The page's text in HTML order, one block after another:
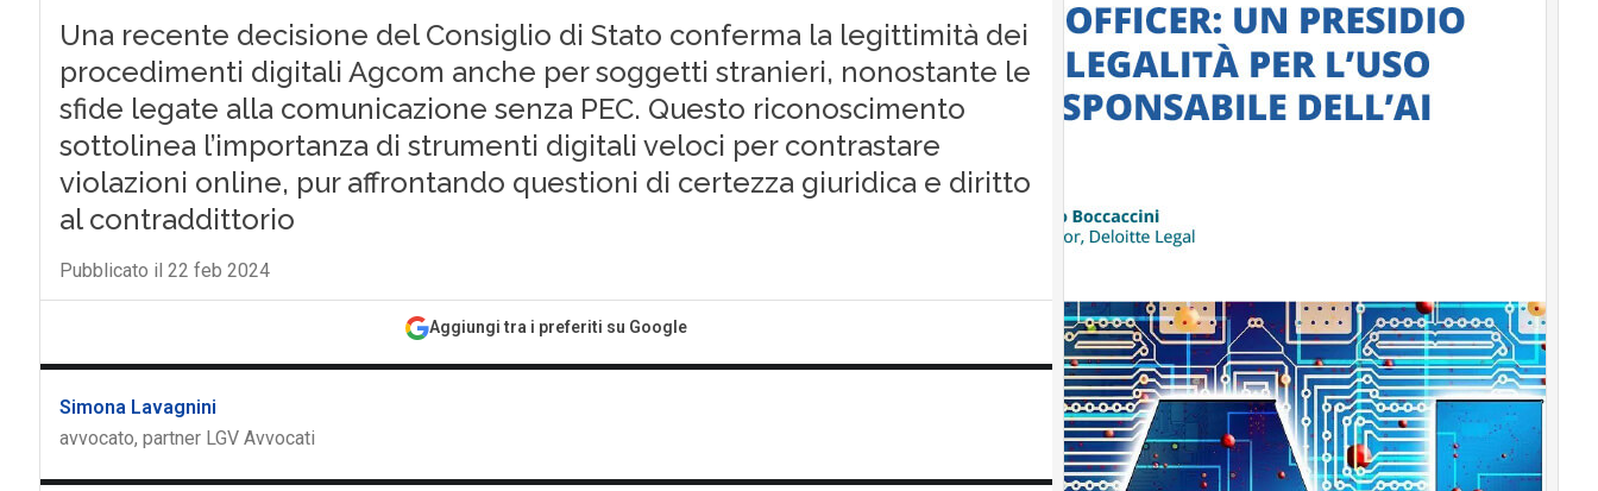
Una recente decisione del Consiglio di Stato conferma la legittimità dei
procedimenti digitali Agcom anche per soggetti stranieri, nonostante le
sfide legate alla comunicazione senza PEC. Questo riconoscimento
sottolinea l’importanza di strumenti digitali veloci per contrastare
violazioni online, pur affrontando questioni di certezza giuridica e diritto
al contraddittorio
Pubblicato il 22 feb 2024
Aggiungi tra i preferiti su Google
Simona Lavagnini
avvocato, partner LGV Avvocati